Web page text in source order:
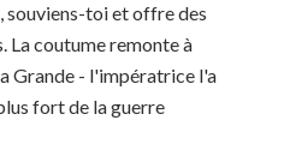
souviens-toi et offre des
La coutume remonte à
Grande - l'impératrice l'a
fort de la guerre